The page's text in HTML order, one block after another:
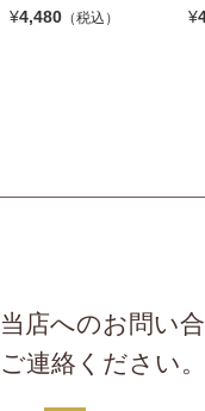
¥4,480 （税込）
¥
当店へのお問い
ご連絡ください。